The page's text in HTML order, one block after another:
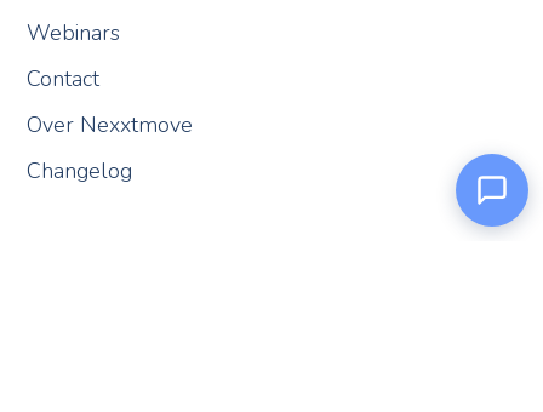
Webinars
Contact
Over Nexxtmove
Changelog